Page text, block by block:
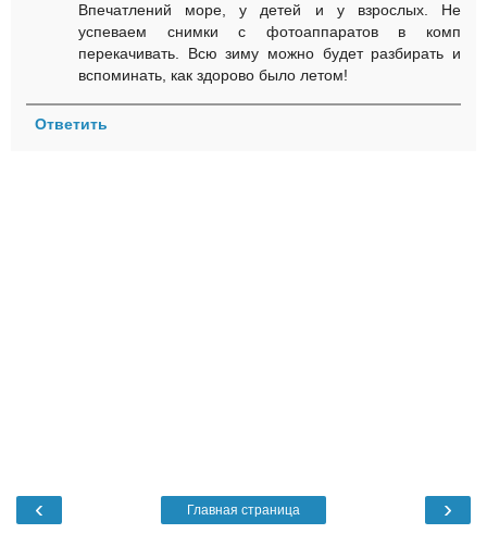
Впечатлений море, у детей и у взрослых. Не
успеваем снимки с фотоаппаратов в комп
перекачивать. Всю зиму можно будет разбирать и
вспоминать, как здорово было летом!
Ответить
‹ ›
Главная страница